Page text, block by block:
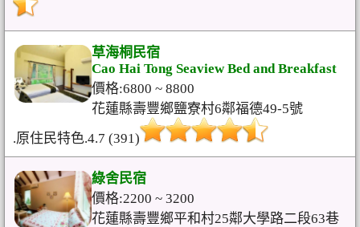
草海桐民宿
Cao Hai Tong Seaview Bed and Breakfast
價格:6800 ~ 8800
花蓮縣壽豐鄉鹽寮村6鄰福德49-5號
.原住民特色.4.7 (391)
綠舍民宿
價格:2200 ~ 3200
花蓮縣壽豐鄉平和村25鄰大學路二段63巷